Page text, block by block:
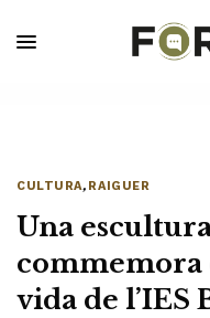
CULTURA, RAIGUER
Una
commemora
vida de l’IES